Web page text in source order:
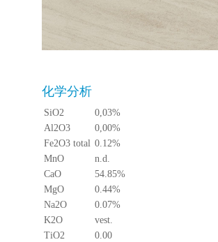
化学分析
SiO2
0,03%
Al2O3
0,00%
Fe2O3 total 0.12%
MnO
n.d.
CaO
54.85%
MgO
0.44%
Na2O
0.07%
K2O
vest.
TiO2
0.00